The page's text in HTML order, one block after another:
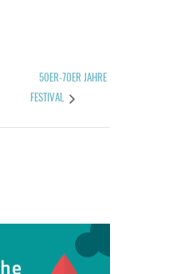
50ER-70ER JAHRE
FESTIVAL